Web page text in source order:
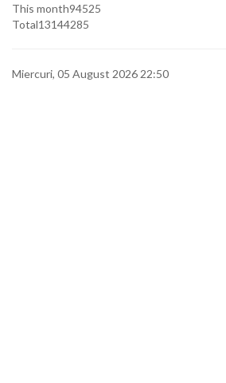
This month94525
Total13144285
Miercuri, 05 August 2026 22:50